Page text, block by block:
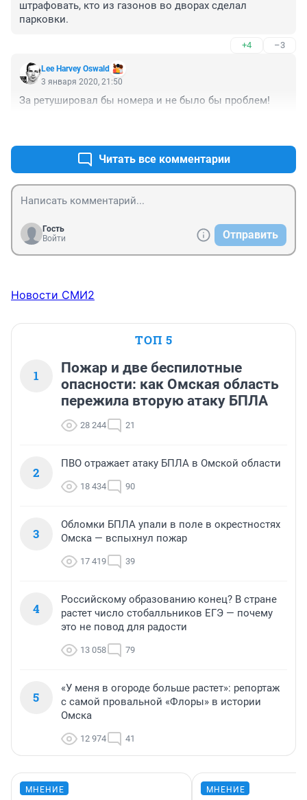
штрафовать, кто из газонов во дворах сделал
парковки.
+4 –3
Lee Harvey Oswald
3 января 2020, 21:50
За ретушировал бы номера и не было бы проблем!
Читать все комментарии
Гость
Войти
Отправить
Новости СМИ2
ТОП 5
1
Пожар и две беспилотные
опасности: как Омская область
пережила вторую атаку БПЛА
28 244 21
2
ПВО отражает атаку БПЛА в Омской области
18 434 90
3
Обломки БПЛА упали в поле в окрестностях
Омска — вспыхнул пожар
17 419 39
4
Российскому образованию конец? В стране
растет число стобалльников ЕГЭ — почему
это не повод для радости
13 058 79
5
«У меня в огороде больше растет»: репортаж
с самой провальной «Флоры» в истории
Омска
12 974 41
МНЕНИЕ МНЕНИЕ